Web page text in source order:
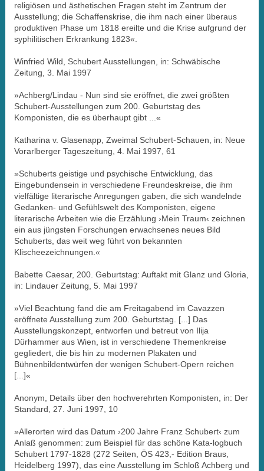
religiösen und ästhetischen Fragen steht im Zentrum der
Ausstellung; die Schaffenskrise, die ihm nach einer überaus
produktiven Phase um 1818 ereilte und die Krise aufgrund der
syphilitischen Erkrankung 1823«.
Winfried Wild, Schubert Ausstellungen, in: Schwäbische
Zeitung, 3. Mai 1997
»Achberg/Lindau - Nun sind sie eröffnet, die zwei größten
Schubert-Ausstellungen zum 200. Geburtstag des
Komponisten, die es überhaupt gibt ...«
Katharina v. Glasenapp, Zweimal Schubert-Schauen, in: Neue
Vorarlberger Tageszeitung, 4. Mai 1997, 61
»Schuberts geistige und psychische Entwicklung, das
Eingebundensein in verschiedene Freundeskreise, die ihm
vielfältige literarische Anregungen gaben, die sich wandelnde
Gedanken- und Gefühlswelt des Komponisten, eigene
literarische Arbeiten wie die Erzählung ›Mein Traum‹ zeichnen
ein aus jüngsten Forschungen erwachsenes neues Bild
Schuberts, das weit weg führt von bekannten
Klischeezeichnungen.«
Babette Caesar, 200. Geburtstag: Auftakt mit Glanz und Gloria,
in: Lindauer Zeitung, 5. Mai 1997
»Viel Beachtung fand die am Freitagabend im Cavazzen
eröffnete Ausstellung zum 200. Geburtstag. [...] Das
Ausstellungskonzept, entworfen und betreut von Ilija
Dürhammer aus Wien, ist in verschiedene Themenkreise
gegliedert, die bis hin zu modernen Plakaten und
Bühnenbildentwürfen der wenigen Schubert-Opern reichen
[...]«
Anonym, Details über den hochverehrten Komponisten, in: Der
Standard, 27. Juni 1997, 10
»Allerorten wird das Datum ›200 Jahre Franz Schubert‹ zum
Anlaß genommen: zum Beispiel für das schöne Kata-logbuch
Schubert 1797-1828 (272 Seiten, ÖS 423,- Edition Braus,
Heidelberg 1997), das eine Ausstellung im Schloß Achberg und